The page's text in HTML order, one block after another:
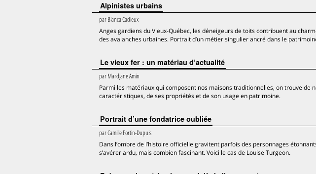
Alpinistes urbains
parBianca Cadieux
Anges gardiens du Vieux-Québec, les déneigeurs de toits contribuent au
des avalanches urbaines. Portrait d’un métier singulier ancré dans le
Le vieux fer : un matériau d’actualité
parMardjane Amin
Parmi les matériaux qui composent nos maisons traditionnelles, on trouve de
caractéristiques, de ses propriétés et de son usage en patrimoine.
Portrait d’une fondatrice oubliée
parCamille Fortin-Dupuis
Dans l’ombre de l’histoire officielle gravitent parfois des personnages
s’avérer ardu, mais combien fascinant. Voici le cas de Louise Turgeon.